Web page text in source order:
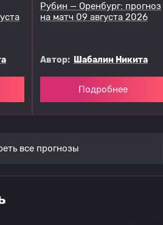
Рубин — Оренбург: прогноз
на матч 09 августа 2026
Автор: Шабалин Никита
Подробнее
все прогнозы